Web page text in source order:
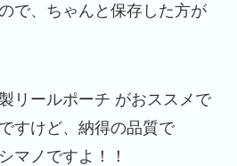
で、ちゃんと保存した方が
リールポーチ がおススメで
すけど、納得の品質で
マノですよ！！